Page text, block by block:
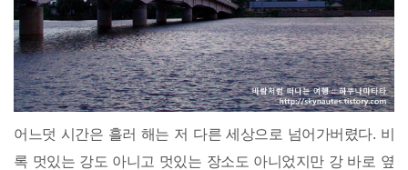
어느덧 시간은 흘러 해는 저 다른 세상으로 넘어가버렸다. 비
록 멋있는 강도 아니고 멋있는 장소도 아니었지만 강 바로 옆